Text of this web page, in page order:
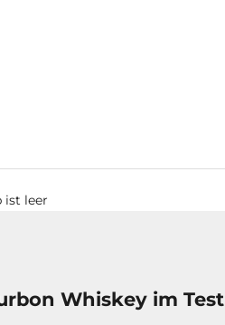
ist leer
Whiskey im Test